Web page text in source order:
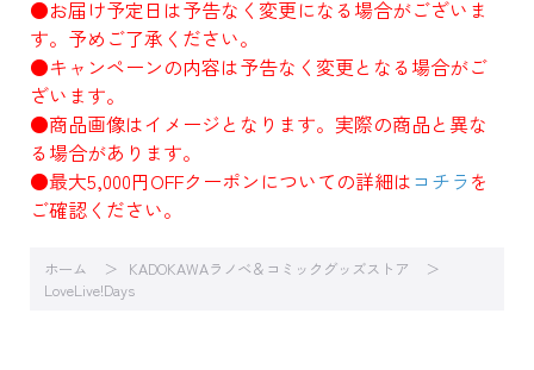
●お届け予定日は予告なく変更になる場合がございま
す。予めご了承ください。
●キャンペーンの内容は予告なく変更となる場合がご
ざいます。
●商品画像はイメージとなります。実際の商品と異な
る場合があります。
●最大5,000円OFFクーポンについての詳細はコチラを
ご確認ください。
ホーム
KADOKAWAラノベ＆コミックグッズストア
LoveLive!Days